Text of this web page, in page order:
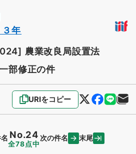
年
農業改良局設置法
部修正の件
URIをコピー
No.24
全78点中
次の件名 末尾